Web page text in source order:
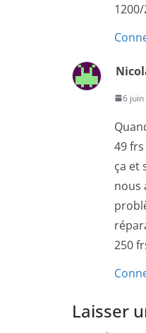
6 juin
49
ça et
nous
250
Laisser